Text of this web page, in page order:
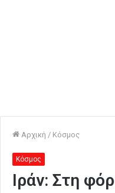
Αρχική / Κόσμος
Κόσμος
Ιράν: Στη